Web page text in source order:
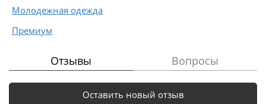
Молодежная одежда
Премиум
Отзывы Вопросы
Оставить новый отзыв